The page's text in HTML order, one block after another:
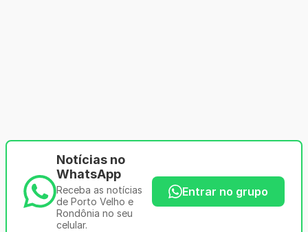
Notícias no
WhatsApp
Receba as notícias
de Porto Velho e
Rondônia no seu
celular.
Entrar no grupo